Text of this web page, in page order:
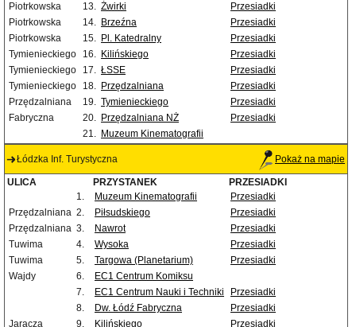
Piotrkowska
13. Żwirki
Przesiadki
Piotrkowska
14. Brzeźna
Przesiadki
Piotrkowska
15. Pl. Katedralny
Przesiadki
Tymienieckiego
16. Kilińskiego
Przesiadki
Tymienieckiego
17. ŁSSE
Przesiadki
Tymienieckiego
18. Przędzalniana
Przesiadki
Przędzalniana
19. Tymienieckiego
Przesiadki
Fabryczna
20. Przędzalniana NŻ
Przesiadki
21. Muzeum Kinematografii
Łódzka Inf. Turystyczna Pokaż na mapie
ULICA PRZYSTANEK
PRZESIADKI
1.
Muzeum Kinematografii
Przesiadki
Przędzalniana 2. Piłsudskiego
Przesiadki
Przędzalniana 3. Nawrot
Przesiadki
Tuwima
4. Wysoka
Przesiadki
Tuwima
5. Targowa (Planetarium)
Przesiadki
Wajdy
6.
EC1 Centrum Komiksu
7.
EC1 Centrum Nauki i Techniki
Przesiadki
8.
Dw. Łódź Fabryczna
Przesiadki
Jaracza
9. Kilińskiego Przesiadki